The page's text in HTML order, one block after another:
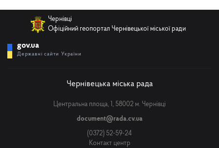
Чернівці
Офіційний геопортал Чернівецької міської ради
gov.ua
Державні сайти України
Чернівецька міська рада
Центральна площа, 1, 58002 м. Чернівці
document@rada.cv.ua
(0372) 52-59-24
Контакт центр